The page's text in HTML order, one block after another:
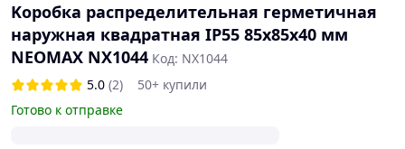
Koробка распределительная герметичная
наружная квадратная IP55 85х85х40 мм
NEOMAX NX1044 Код: NX1044
5.0 (2)
50+ купили
Готово к отправке